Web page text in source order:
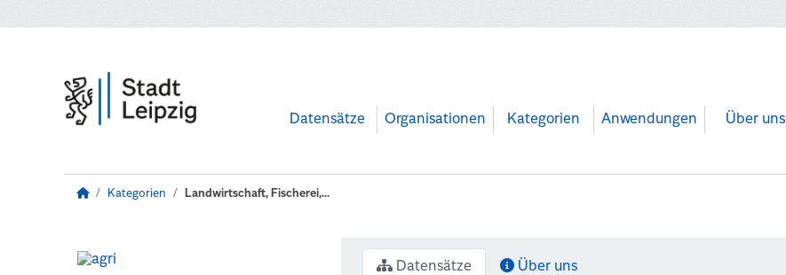
Datensätze Organisationen Kategorien Anwendungen Über uns
Kategorien Landwirtschaft, Fischerei,...
Datensätze Über uns